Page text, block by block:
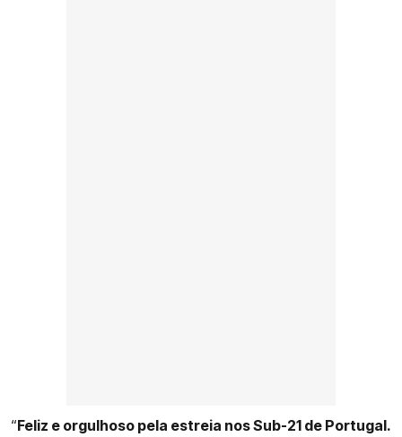
“Feliz e orgulhoso pela estreia nos Sub-21 de Portugal.